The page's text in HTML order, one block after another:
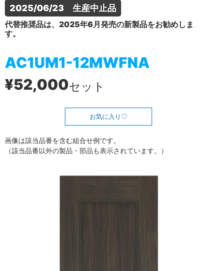
2025/06/23　生産中止品
代替推奨品は、2025年6月発売の新製品をお勧めしま
す。
AC1UM1-12MWFNA
¥52,000セット
お気に入り
画像は該当品番を含む組合せ例です。
（該当品番以外の製品・部品も表示されています。）